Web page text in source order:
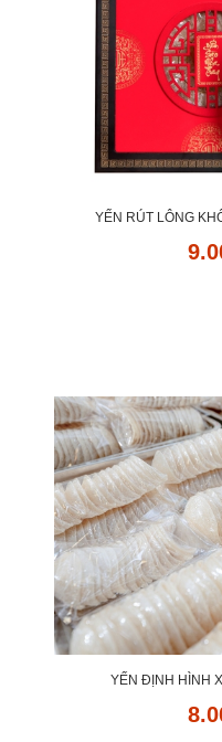
YẾN RÚT LÔNG
YẾN ĐỊNH HÌNH